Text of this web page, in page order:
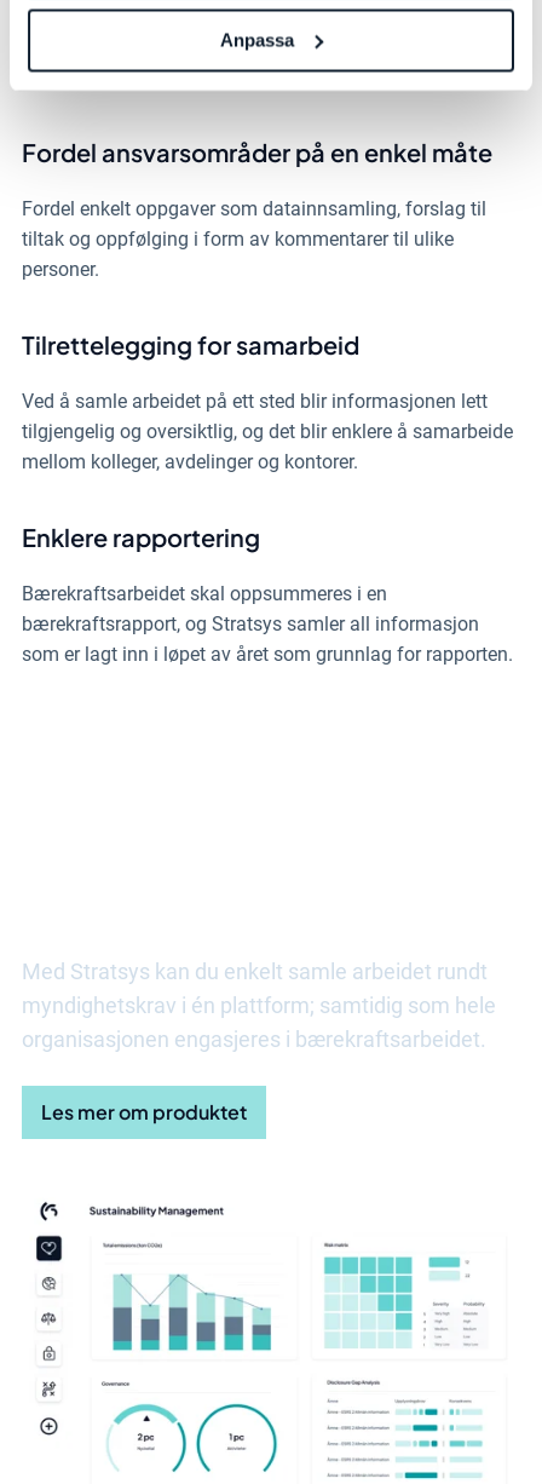
Anpassa
Kartlegg bærekraftsspørsmålene dine og gjør strategien
tydelig for alle ved å knytte sammen mål, KPI-er og tiltak;
fra ledelsesnivå og helt ned til de operative oppgavene.
Fordel ansvarsområder på en enkel måte
Fordel enkelt oppgaver som datainnsamling, forslag til
tiltak og oppfølging i form av kommentarer til ulike
personer.
Tilrettelegging for samarbeid
Ved å samle arbeidet på ett sted blir informasjonen lett
tilgjengelig og oversiktlig, og det blirenklere å samarbeide
mellom kolleger, avdelinger og kontorer.
Enklere rapportering
Bærekraftsarbeidet skal oppsummeres i en
bærekraftsrapport, og Stratsys samler all informasjon
som er lagt inn i løpet av året som grunnlag for rapporten.
Med Stratsys kan du enkelt samle arbeidet rundt
myndighetskrav i én plattform; samtidig som hele
organisasjonen engasjeres i bærekraftsarbeidet.
Les mer om produktet